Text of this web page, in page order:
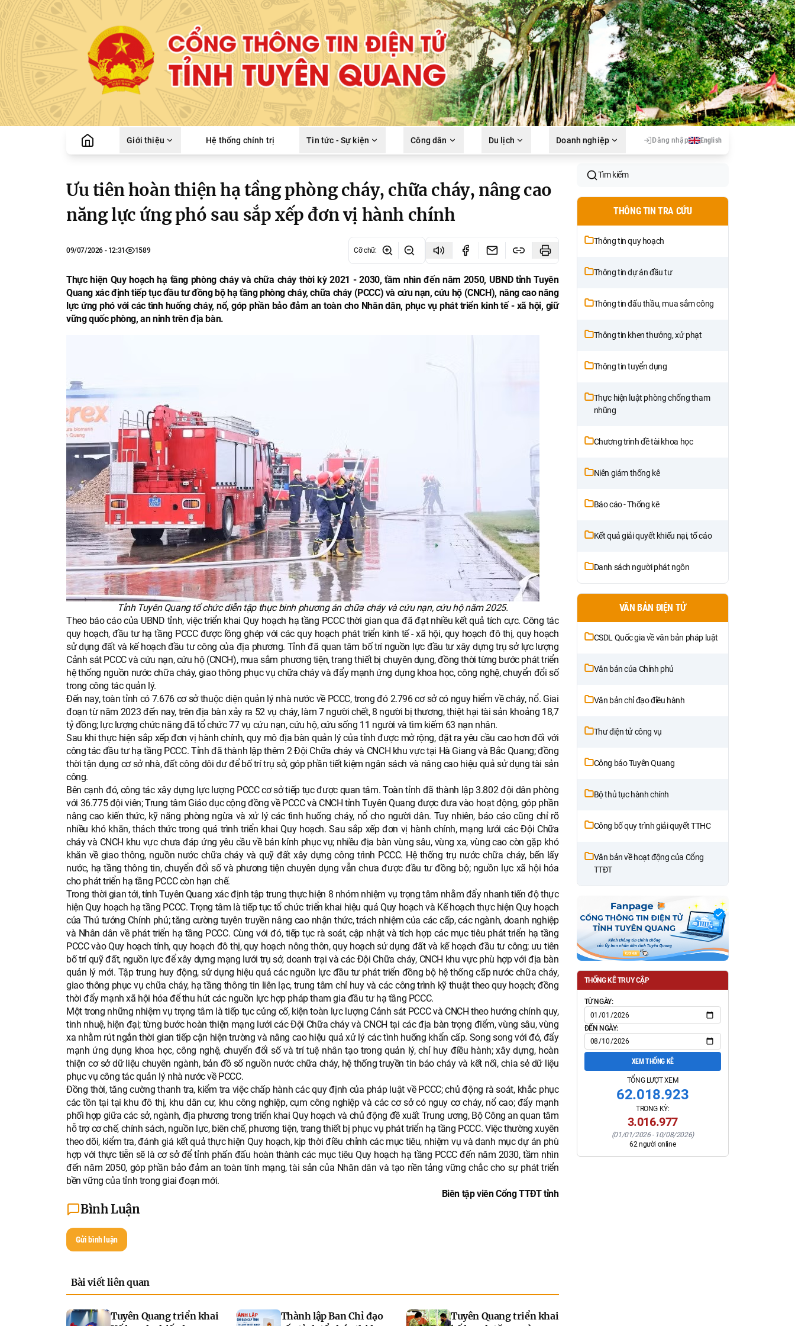
Giới thiệu Hệ thống chính trị Tin tức - Sự kiện Công dân Du lịch Doanh nghiệp Đăng nhập English
Ưu tiên hoàn thiện hạ tầng phòng cháy, chữa cháy, nâng cao
năng lực ứng phó sau sắp xếp đơn vị hành chính
09/07/2026 - 12:31 1589 Cỡ chữ:
Thực hiện Quy hoạch hạ tầng phòng cháy và chữa cháy thời kỳ 2021 - 2030, tầm nhìn đến năm 2050, UBND tỉnh Tuyên
Quang xác định tiếp tục đầu tư đồng bộ hạ tầng phòng cháy, chữa cháy (PCCC) và cứu nạn, cứu hộ (CNCH), nâng cao năng
lực ứng phó với các tình huống cháy, nổ, góp phần bảo đảm an toàn cho Nhân dân, phục vụ phát triển kinh tế - xã hội, giữ
vững quốc phòng, an ninh trên địa bàn.
Tỉnh Tuyên Quang tổ chức diễn tập thực binh phương án chữa cháy và cứu nạn, cứu hộ năm 2025.
Theo báo cáo của UBND tỉnh, việc triển khai Quy hoạch hạ tầng PCCC thời gian qua đã đạt nhiều kết quả tích cực. Công tác
quy hoạch, đầu tư hạ tầng PCCC được lồng ghép với các quy hoạch phát triển kinh tế - xã hội, quy hoạch đô thị, quy hoạch
sử dụng đất và kế hoạch đầu tư công của địa phương. Tỉnh đã quan tâm bố trí nguồn lực đầu tư xây dựng trụ sở lực lượng
Cảnh sát PCCC và cứu nạn, cứu hộ (CNCH), mua sắm phương tiện, trang thiết bị chuyên dụng, đồng thời từng bước phát triển
hệ thống nguồn nước chữa cháy, giao thông phục vụ chữa cháy và đẩy mạnh ứng dụng khoa học, công nghệ, chuyển đổi số
trong công tác quản lý.
Đến nay, toàn tỉnh có 7.676 cơ sở thuộc diện quản lý nhà nước về PCCC, trong đó 2.796 cơ sở có nguy hiểm về cháy, nổ. Giai
đoạn từ năm 2023 đến nay, trên địa bàn xảy ra 52 vụ cháy, làm 7 người chết, 8 người bị thương, thiệt hại tài sản khoảng 18,7
tỷ đồng; lực lượng chức năng đã tổ chức 77 vụ cứu nạn, cứu hộ, cứu sống 11 người và tìm kiếm 63 nạn nhân.
Sau khi thực hiện sắp xếp đơn vị hành chính, quy mô địa bàn quản lý của tỉnh được mở rộng, đặt ra yêu cầu cao hơn đối với
công tác đầu tư hạ tầng PCCC. Tỉnh đã thành lập thêm 2 Đội Chữa cháy và CNCH khu vực tại Hà Giang và Bắc Quang; đồng
thời tận dụng cơ sở nhà, đất công dôi dư để bố trí trụ sở, góp phần tiết kiệm ngân sách và nâng cao hiệu quả sử dụng tài sản
công.
Bên cạnh đó, công tác xây dựng lực lượng PCCC cơ sở tiếp tục được quan tâm. Toàn tỉnh đã thành lập 3.802 đội dân phòng
với 36.775 đội viên; Trung tâm Giáo dục cộng đồng về PCCC và CNCH tỉnh Tuyên Quang được đưa vào hoạt động, góp phần
nâng cao kiến thức, kỹ năng phòng ngừa và xử lý các tình huống cháy, nổ cho người dân. Tuy nhiên, báo cáo cũng chỉ rõ
nhiều khó khăn, thách thức trong quá trình triển khai Quy hoạch. Sau sắp xếp đơn vị hành chính, mạng lưới các Đội Chữa
cháy và CNCH khu vực chưa đáp ứng yêu cầu về bán kính phục vụ; nhiều địa bàn vùng sâu, vùng xa, vùng cao còn gặp khó
khăn về giao thông, nguồn nước chữa cháy và quỹ đất xây dựng công trình PCCC. Hệ thống trụ nước chữa cháy, bến lấy
nước, hạ tầng thông tin, chuyển đổi số và phương tiện chuyên dụng vẫn chưa được đầu tư đồng bộ; nguồn lực xã hội hóa
cho phát triển hạ tầng PCCC còn hạn chế.
Trong thời gian tới, tỉnh Tuyên Quang xác định tập trung thực hiện 8 nhóm nhiệm vụ trọng tâm nhằm đẩy nhanh tiến độ thực
hiện Quy hoạch hạ tầng PCCC. Trọng tâm là tiếp tục tổ chức triển khai hiệu quả Quy hoạch và Kế hoạch thực hiện Quy hoạch
của Thủ tướng Chính phủ; tăng cường tuyên truyền nâng cao nhận thức, trách nhiệm của các cấp, các ngành, doanh nghiệp
và Nhân dân về phát triển hạ tầng PCCC. Cùng với đó, tiếp tục rà soát, cập nhật và tích hợp các mục tiêu phát triển hạ tầng
PCCC vào Quy hoạch tỉnh, quy hoạch đô thị, quy hoạch nông thôn, quy hoạch sử dụng đất và kế hoạch đầu tư công; ưu tiên
bố trí quỹ đất, nguồn lực để xây dựng mạng lưới trụ sở, doanh trại và các Đội Chữa cháy, CNCH khu vực phù hợp với địa bàn
quản lý mới. Tập trung huy động, sử dụng hiệu quả các nguồn lực đầu tư phát triển đồng bộ hệ thống cấp nước chữa cháy,
giao thông phục vụ chữa cháy, hạ tầng thông tin liên lạc, trung tâm chỉ huy và các công trình kỹ thuật theo quy hoạch; đồng
thời đẩy mạnh xã hội hóa để thu hút các nguồn lực hợp pháp tham gia đầu tư hạ tầng PCCC.
Một trong những nhiệm vụ trọng tâm là tiếp tục củng cố, kiện toàn lực lượng Cảnh sát PCCC và CNCH theo hướng chính quy,
tinh nhuệ, hiện đại; từng bước hoàn thiện mạng lưới các Đội Chữa cháy và CNCH tại các địa bàn trọng điểm, vùng sâu, vùng
xa nhằm rút ngắn thời gian tiếp cận hiện trường và nâng cao hiệu quả xử lý các tình huống khẩn cấp. Song song với đó, đẩy
mạnh ứng dụng khoa học, công nghệ, chuyển đổi số và trí tuệ nhân tạo trong quản lý, chỉ huy điều hành; xây dựng, hoàn
thiện cơ sở dữ liệu chuyên ngành, bản đồ số nguồn nước chữa cháy, hệ thống truyền tin báo cháy và kết nối, chia sẻ dữ liệu
phục vụ công tác quản lý nhà nước về PCCC.
Đồng thời, tăng cường thanh tra, kiểm tra việc chấp hành các quy định của pháp luật về PCCC; chủ động rà soát, khắc phục
các tồn tại tại khu đô thị, khu dân cư, khu công nghiệp, cụm công nghiệp và các cơ sở có nguy cơ cháy, nổ cao; đẩy mạnh
phối hợp giữa các sở, ngành, địa phương trong triển khai Quy hoạch và chủ động đề xuất Trung ương, Bộ Công an quan tâm
hỗ trợ cơ chế, chính sách, nguồn lực, biên chế, phương tiện, trang thiết bị phục vụ phát triển hạ tầng PCCC. Việc thường xuyên
theo dõi, kiểm tra, đánh giá kết quả thực hiện Quy hoạch, kịp thời điều chỉnh các mục tiêu, nhiệm vụ và danh mục dự án phù
hợp với thực tiễn sẽ là cơ sở để tỉnh phấn đấu hoàn thành các mục tiêu Quy hoạch hạ tầng PCCC đến năm 2030, tầm nhìn
đến năm 2050, góp phần bảo đảm an toàn tính mạng, tài sản của Nhân dân và tạo nền tảng vững chắc cho sự phát triển
bền vững của tỉnh trong giai đoạn mới.
Biên tập viên Cổng TTĐT tỉnh
Bình Luận
Gửi bình luận
Bài viết liên quan
Tuyên Quang triển khai
Thành lập Ban Chỉ đạo
Tuyên Quang triển khai
Tìm kiếm
THÔNG TIN TRA CỨU
Thông tin quy hoạch
Thông tin dự án đầu tư
Thông tin đấu thầu, mua sắm công
Thông tin khen thưởng, xử phạt
Thông tin tuyển dụng
Thực hiện luật phòng chống tham
nhũng
Chương trình đề tài khoa học
Niên giám thống kê
Báo cáo - Thống kê
Kết quả giải quyết khiếu nại, tố cáo
Danh sách người phát ngôn
VĂN BẢN ĐIỆN TỬ
CSDL Quốc gia về văn bản pháp luật
Văn bản của Chính phủ
Văn bản chỉ đạo điều hành
Thư điện tử công vụ
Công báo Tuyên Quang
Bộ thủ tục hành chính
Công bố quy trình giải quyết TTHC
Văn bản về hoạt động của Cổng
TTĐT
THỐNG KÊ TRUY CẬP
TỪ NGÀY:
ĐẾN NGÀY:
XEM THỐNG KÊ
TỔNG LƯỢT XEM
62.018.923
TRONG KỲ:
3.016.977
(01/01/2026- 10/08/2026)
62người online